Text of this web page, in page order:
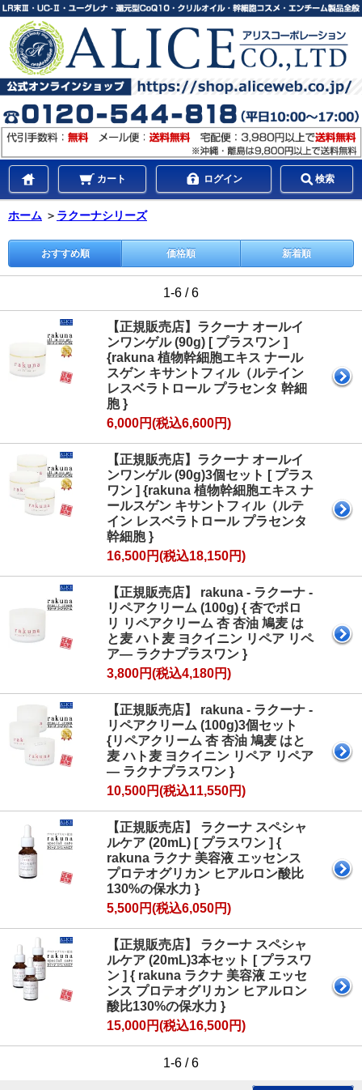
カート ログイン 検索
ホーム ＞ ラクーナシリーズ
おすすめ順 価格順 新着順
1-6 / 6
【正規販売店】ラクーナ オールイ
ンワンゲル (90g) [ プラスワン ]
{rakuna 植物幹細胞エキス ナール
スゲン キサントフィル（ルテイン
レスベラトロール プラセンタ 幹細
胞 }
6,000円(税込6,600円)
【正規販売店】ラクーナ オールイ
ンワンゲル (90g)3個セット [ プラス
ワン ] {rakuna 植物幹細胞エキス ナ
ールスゲン キサントフィル（ルテ
イン レスベラトロール プラセンタ
幹細胞 }
16,500円(税込18,150円)
【正規販売店】 rakuna - ラクーナ -
リペアクリーム (100g) { 杏でポロ
リ リペアクリーム 杏 杏油 鳩麦 は
と麦 ハト麦 ヨクイニン リペア リペ
ア― ラクナプラスワン }
3,800円(税込4,180円)
【正規販売店】 rakuna - ラクーナ -
リペアクリーム (100g)3個セット
{リペアクリーム 杏 杏油 鳩麦 はと
麦 ハト麦 ヨクイニン リペア リペア
― ラクナプラスワン }
10,500円(税込11,550円)
【正規販売店】 ラクーナ スペシャ
ルケア (20mL) [ プラスワン ] {
rakuna ラクナ 美容液 エッセンス
プロテオグリカン ヒアルロン酸比
130%の保水力 }
5,500円(税込6,050円)
【正規販売店】 ラクーナ スペシャ
ルケア (20mL)3本セット [ プラスワ
ン ] { rakuna ラクナ 美容液 エッセ
ンス プロテオグリカン ヒアルロン
酸比130%の保水力 }
15,000円(税込16,500円)
1-6 / 6